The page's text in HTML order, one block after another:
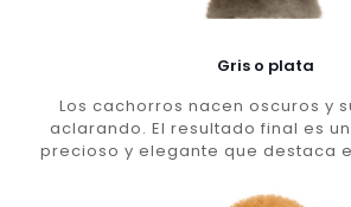
Gris o plata
Los cachorros nacen oscuros y
aclarando. El resultado final es
precioso y elegante que destaca